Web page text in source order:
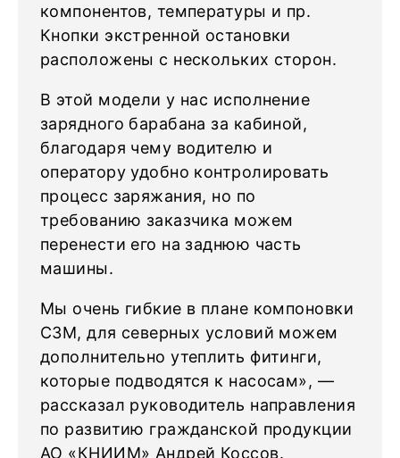
компонентов, температуры и пр.
Кнопки экстренной остановки
расположены с нескольких сторон.
В этой модели у нас исполнение
зарядного барабана за кабиной,
благодаря чему водителю и
оператору удобно контролировать
процесс заряжания, но по
требованию заказчика можем
перенести его на заднюю часть
машины.
Мы очень гибкие в плане компоновки
СЗМ, для северных условий можем
дополнительно утеплить фитинги,
которые подводятся к насосам», —
рассказал руководитель направления
по развитию гражданской продукции
АО «КНИИМ» Андрей Коссов.